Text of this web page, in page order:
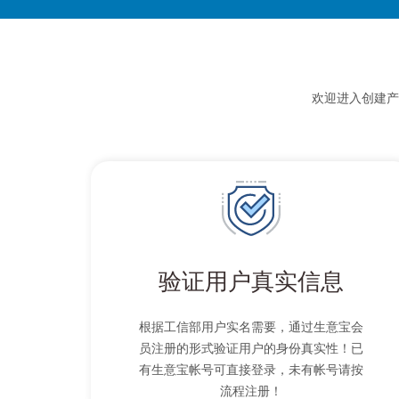
欢迎进入创建
验证用户真实信息
根据工信部用户实名需要，通过生意宝会
员注册的形式验证用户的身份真实性！已
有生意宝帐号可直接登录，未有帐号请按
流程注册！